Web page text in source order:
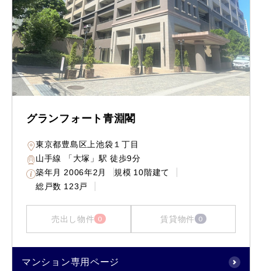
グランフォート青淵閣
東京都豊島区上池袋１丁目
山手線 「大塚」駅 徒歩9分
築年月 2006年2月 規模 10階建て
総戸数 123戸
売出し物件 0 賃貸物件 0
マンション専用ページ